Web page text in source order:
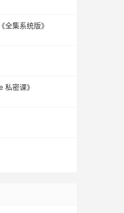
全集系统版》
密课》